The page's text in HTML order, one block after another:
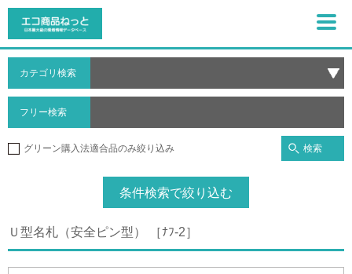
カテゴリ検索
フリー検索
グリーン購入法適合品のみ絞り込み 検索
条件検索で絞り込む
Ｕ型名札（安全ピン型） ［ﾅﾌ-2］